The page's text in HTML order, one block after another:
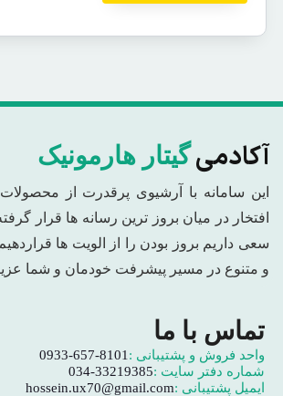
آکادمیگیتار هارمونیک
این سامانه با آرشیوی پرقدرت از
افتخار در میان بروز ترین رسانه ها قرار
سعی داریم بروز بودن را از الویت ها
و متنوع در مسیر پیشرفت خودمان و شما
تماس با ما
واحد فروش و پشتیبانی : 0933-657-8101
شماره دفتر سایت :034-33219385
ایمیل پشتیبانی :hossein.ux70@gmail.com